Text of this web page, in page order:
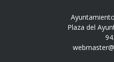
Plaza del